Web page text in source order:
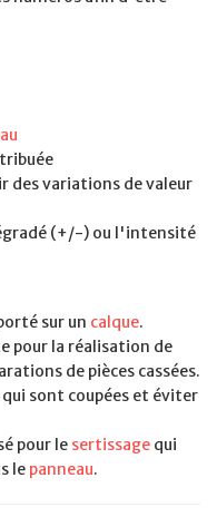
des variations de valeur
(+/-) ou l'intensité
sur un calque.
pour la réalisation de
de pièces cassées.
sont coupées et éviter
pour le sertissage qui
le panneau.